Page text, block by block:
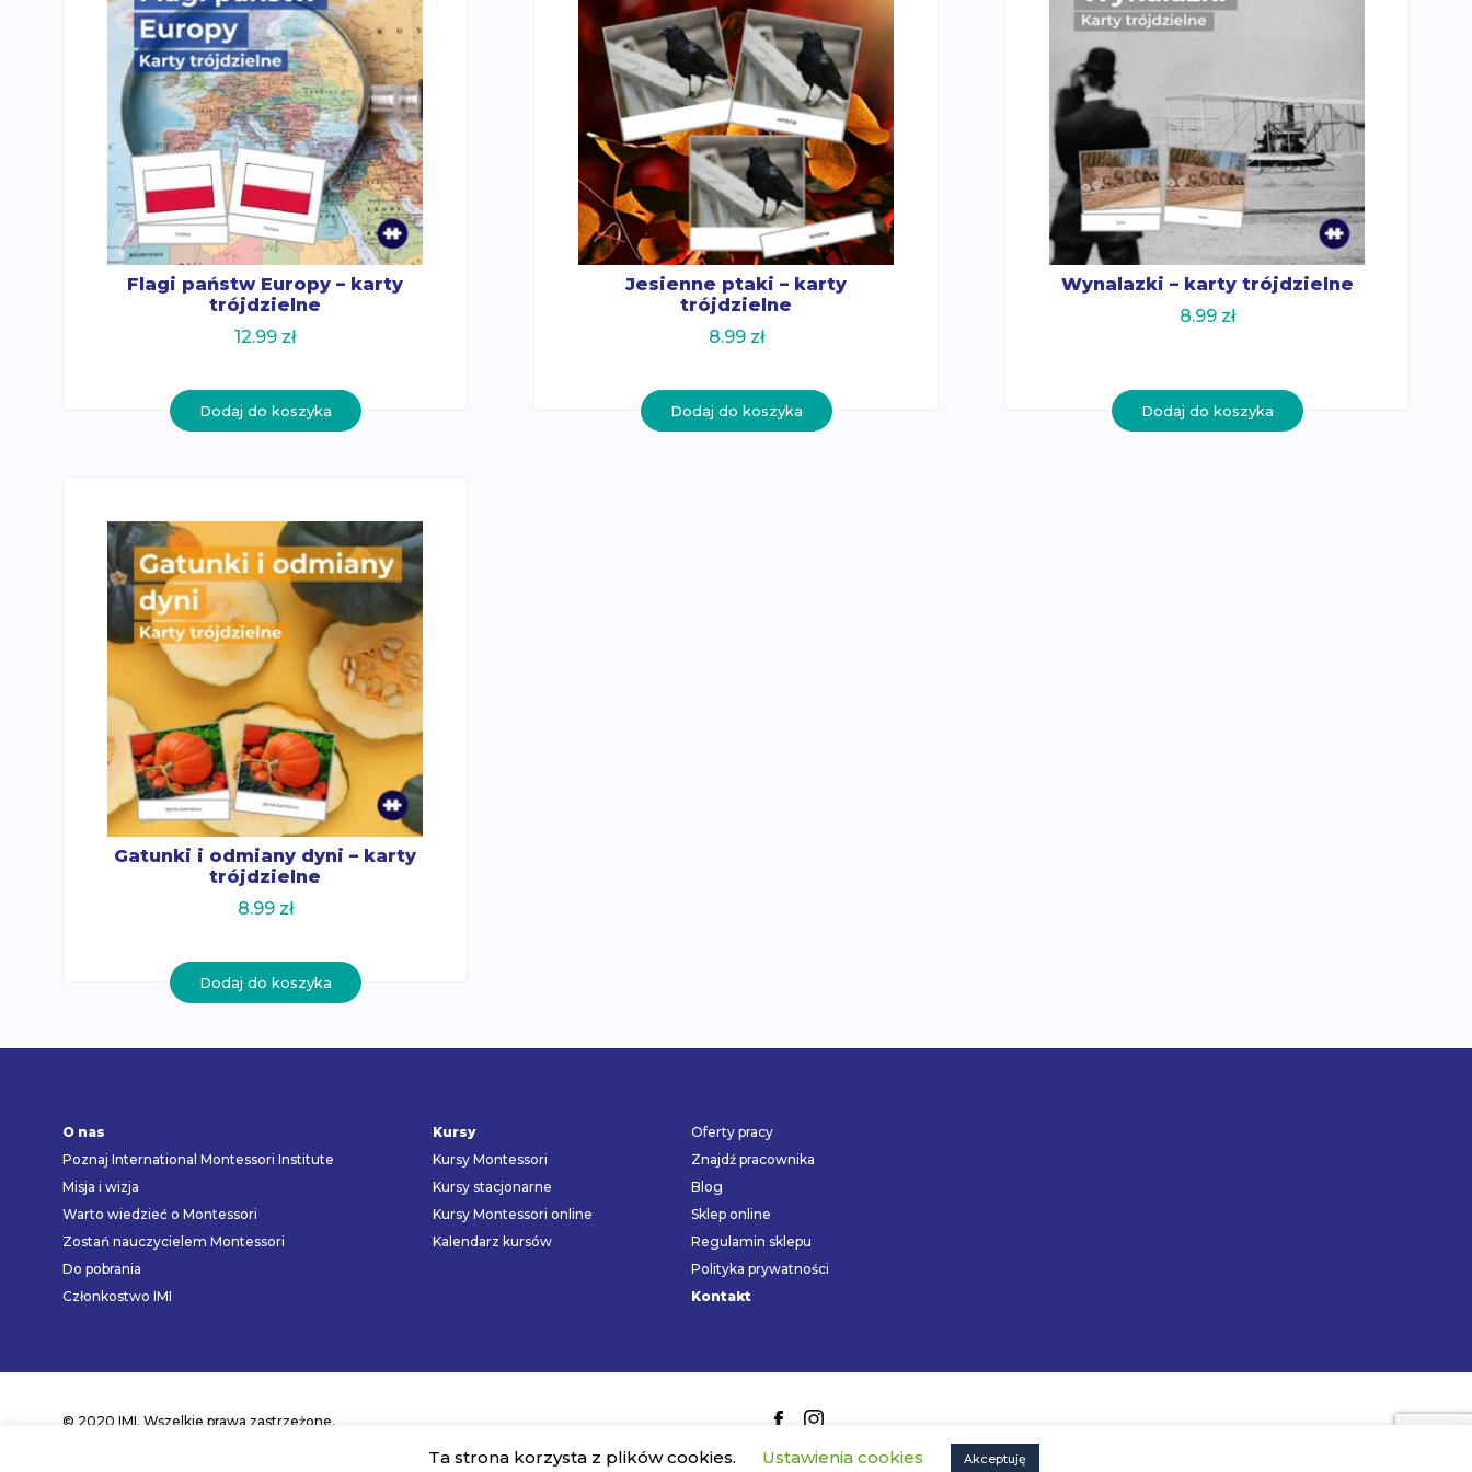
Flagi państw Europy – karty
trójdzielne
12.99 zł
Dodaj do koszyka
Jesienne ptaki – karty
trójdzielne
8.99 zł
Dodaj do koszyka
Wynalazki – karty trójdzielne
8.99 zł
Dodaj do koszyka
Gatunki i odmiany dyni – karty
trójdzielne
8.99 zł
Dodaj do koszyka
O nas
Poznaj International Montessori Institute
Misja i wizja
Warto wiedzieć o Montessori
Zostań nauczycielem Montessori
Do pobrania
Członkostwo IMI
Kursy
Kursy Montessori
Kursy stacjonarne
Kursy Montessori online
Kalendarz kursów
Oferty pracy
Znajdź pracownika
Blog
Sklep online
Regulamin sklepu
Polityka prywatności
Kontakt
© 2020 IMI. Wszelkie prawa zastrzeżone.
Ta strona korzysta z plików cookies. Ustawienia cookies Akceptuję